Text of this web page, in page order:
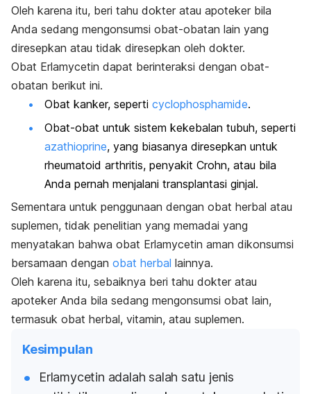
Oleh karena itu, beri tahu dokter atau apoteker bila
Anda sedang mengonsumsi obat-obatan lain yang
diresepkan atau tidak diresepkan oleh dokter.
Obat Erlamycetin dapat berinteraksi dengan obat-
obatan berikut ini.
Obat kanker, seperti cyclophosphamide.
Obat-obat untuk sistem kekebalan tubuh, seperti
azathioprine, yang biasanya diresepkan untuk
rheumatoid arthritis, penyakit Crohn, atau bila
Anda pernah menjalani transplantasi ginjal.
Sementara untuk penggunaan dengan obat herbal atau
suplemen, tidak penelitian yang memadai yang
menyatakan bahwa obat Erlamycetin aman dikonsumsi
bersamaan dengan obat herbal lainnya.
Oleh karena itu, sebaiknya beri tahu dokter atau
apoteker Anda bila sedang mengonsumsi obat lain,
termasuk obat herbal, vitamin, atau suplemen.
Kesimpulan
Erlamycetin adalah salah satu jenis